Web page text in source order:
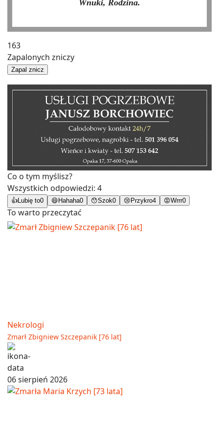
Wnuki, Rodzina.
163
Zapalonych zniczy
Zapal znicz
Co o tym myślisz?
Wszystkich odpowiedzi: 4
👍Lubię to0 😄 Hahaha0 😯Szok0 😢 Przykro4 😡Wrrr0
To warto przeczytać
Nekrologi
Zmarł Zbigniew Szczepanik [76 lat]
06 sierpień 2026